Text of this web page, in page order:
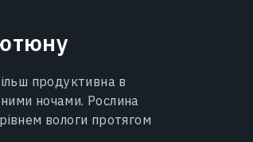
продуктивна в
ночами. Рослина
вологи протягом